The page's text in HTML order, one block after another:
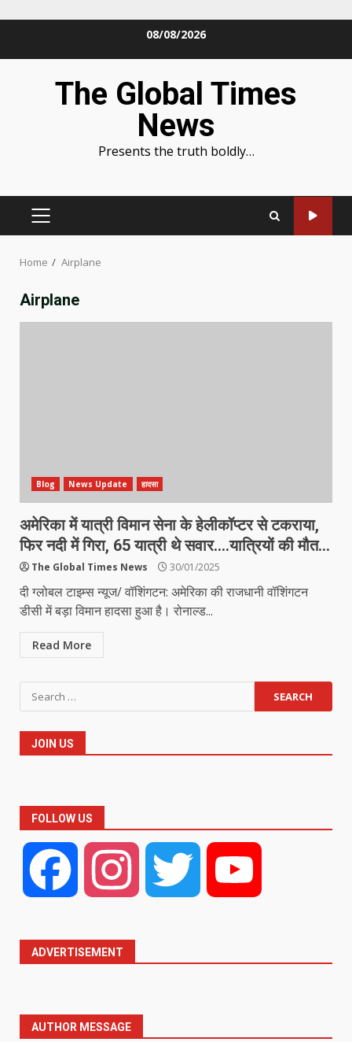
08/08/2026
The Global Times
News
Presents the truth boldly…
PRIMARY
Home Airplane
Airplane
Blog News Update हादसा
अमेरिका में यात्री विमान सेना के हेलीकॉप्टर से टकराया,
फिर नदी में गिरा, 65 यात्री थे सवार….यात्रियों की मौत…
The Global Times News 30/01/2025
दी ग्लोबल टाइम्स न्यूज/ वॉशिंगटन: अमेरिका की राजधानी वॉशिंगटन
डीसी में बड़ा विमान हादसा हुआ है। रोनाल्ड...
Read More
Search
for:
JOIN US
FOLLOW US
Facebook Instagram Twitter
ADVERTISEMENT
AUTHOR MESSAGE